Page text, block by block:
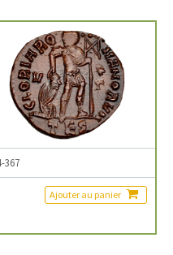
367
Ajouter au panier